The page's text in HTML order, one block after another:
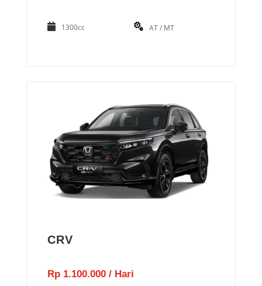
1300cc AT / MT
CRV
Rp 1.100.000 / Hari